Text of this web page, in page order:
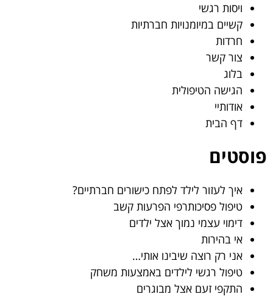
ויסות רגשי
קשיים במיומנויות חברתיות
חרדות
צור קשר
בלוג
הגישה הטיפולית
אודותיי
דף הבית
פוסטים
איך לעזור לילד לפתח כישורים חברתיים?
טיפול פסיכותרפי הפרעות קשב
דימוי עצמי נמוך אצל ילדים
אי בהירות
אני רק רוצה שיבינו אותי…
טיפול רגשי לילדים באמצעות משחק
התקפי זעם אצל מבוגרים